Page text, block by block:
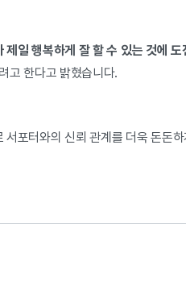
제일 행복하게 잘 할 수 있는 것에
고 한다고 밝혔습니다.
서포터와의 신뢰 관계를 더욱 돈돈